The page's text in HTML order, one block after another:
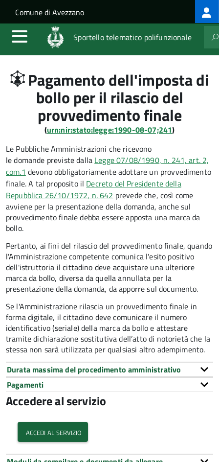
Salta al contenuto principale
Skip to site navigation
Comune di Avezzano
Sportello telematico polifunzionale
Pagamento dell'imposta di
bollo per il rilascio del
provvedimento finale
(urn:nir:stato:legge:1990-08-07;241)
Le Pubbliche Amministrazioni che ricevono
le domande previste dalla Legge 07/08/1990, n. 241, art. 2,
com.1 devono obbligatoriamente adottare un provvedimento
finale. A tal proposito il Decreto del Presidente della
Repubblica 26/10/1972, n. 642 prevede che, così come
avviene per la presentazione della domanda, anche sul
provvedimento finale debba essere apposta una marca da
bollo.
Pertanto, ai fini del rilascio del provvedimento finale, quando
l'Amministrazione competente comunica l'esito positivo
dell'istruttoria il cittadino deve acquistare una ulteriore
marca da bollo, diversa da quella annullata per la
presentazione della domanda, da apporre sul documento.
Se l'Amministrazione rilascia un provvedimento finale in
forma digitale, il cittadino devecomunicare il numero
identificativo (seriale) della marca da bollo e attestare
tramite dichiarazione sostitutiva dell’atto di notorietà che la
stessa non sarà utilizzata per qualsiasi altro adempimento.
Durata massima del procedimento amministrativo
Pagamenti
Accedere al servizio
accedi al servizio